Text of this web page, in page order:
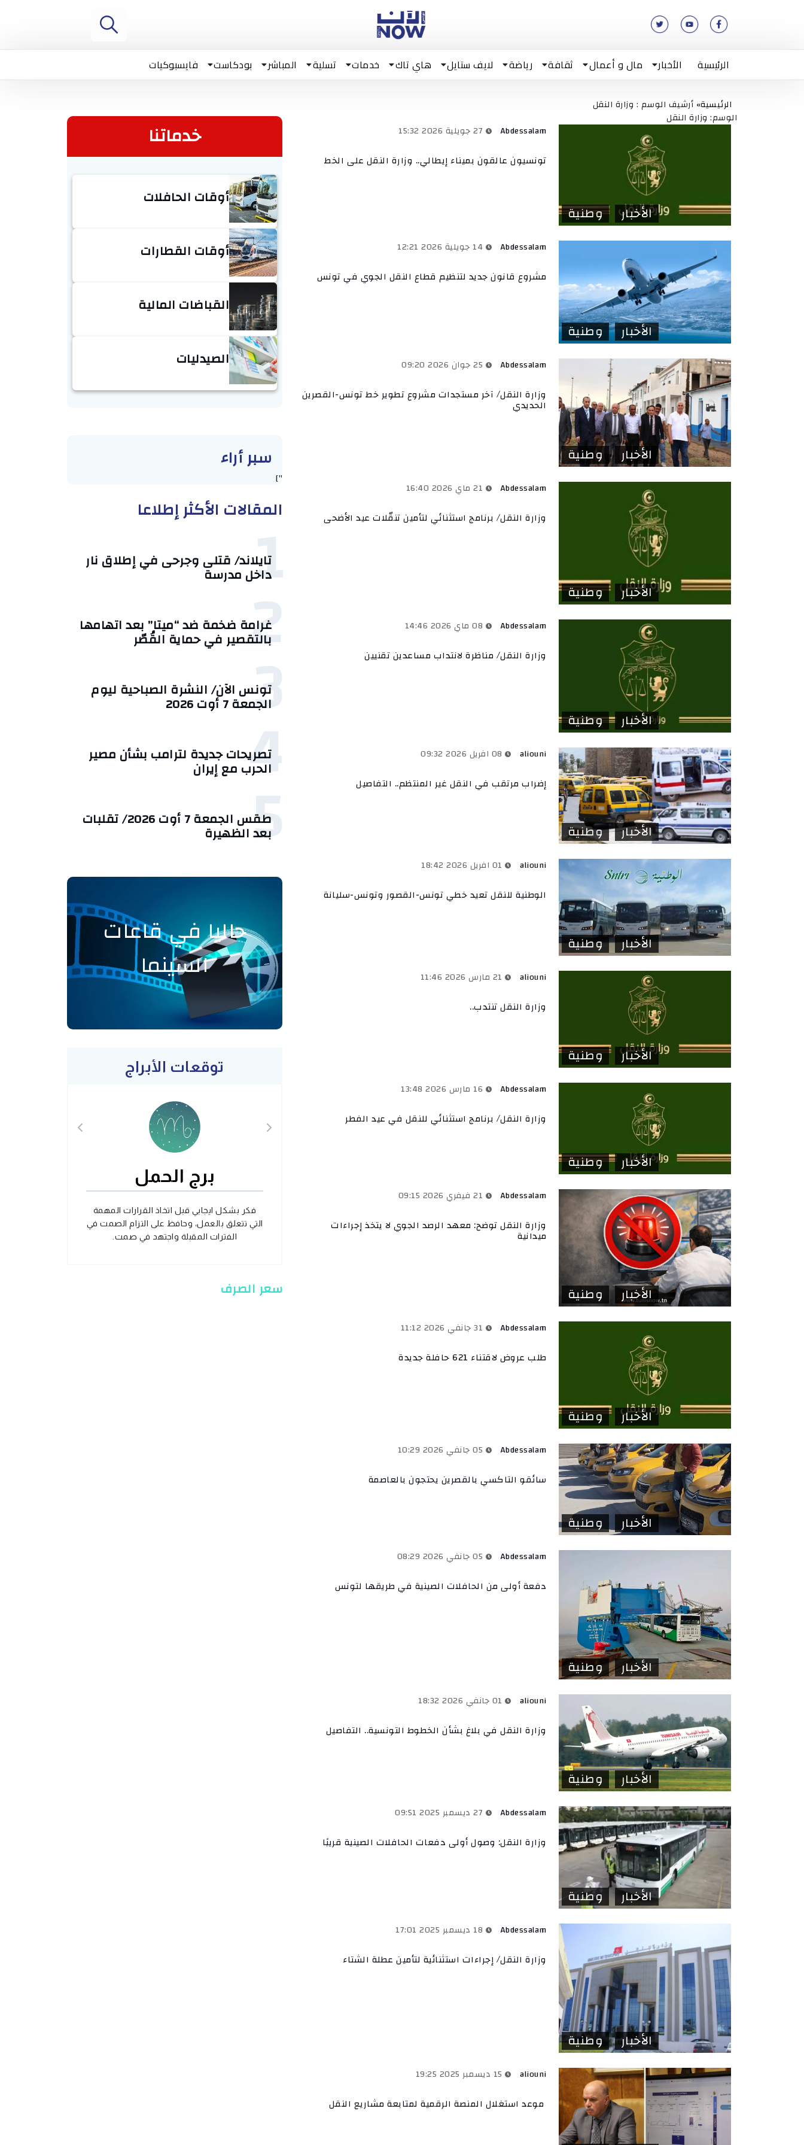
الرئيسية الأخبار مال و أعمال ثقافة رياضة لايف ستايل هاي تاك خدمات تسلية المباشر بودكاست فايسبوكيات
الرئيسية» أرشيف الوسم : وزارة النقل
الوسم: وزارة النقل
الأخبار وطنية
Abdessalam
تونسيون عالقون بميناء إيطالي.. وزارة النقل على الخط
الأخبار وطنية
Abdessalam
مشروع قانون جديد لتنظيم قطاع النقل الجوي في تونس
الأخبار وطنية
Abdessalam
وزارة النقل/ آخر مستجدات مشروع تطوير خط تونس-القصرين
الحديدي
الأخبار وطنية
Abdessalam
وزارة النقل/ برنامج استثنائي لتأمين تنقّلات عيد الأضحى
الأخبار وطنية
Abdessalam
وزارة النقل/ مناظرة لانتداب مساعدين تقنيين
الأخبار وطنية
aliouni 08 افريل 2026 09:32
إضراب مرتقب في النقل غير المنتظم.. التفاصيل
الأخبار وطنية
aliouni 01 افريل 2026 18:42
الوطنية للنقل تعيد خطي تونس-القصور وتونس-سليانة
الأخبار وطنية
aliouni 21 مارس 2026 11:46
وزارة النقل تنتدب..
الأخبار وطنية
Abdessalam
وزارة النقل/ برنامج استثنائي للنقل في عيد الفطر
الأخبار وطنية
Abdessalam
وزارة النقل توضح: معهد الرصد الجوي لا يتخذ إجراءات
ميدانية
الأخبار وطنية
Abdessalam
طلب عروض لاقتناء 621 حافلة جديدة
الأخبار وطنية
Abdessalam
سائقو التاكسي بالقصرين يحتجون بالعاصمة
الأخبار وطنية
Abdessalam
دفعة أولى من الحافلات الصينية في طريقها لتونس
الأخبار وطنية
aliouni 01 جانفي 2026 18:32
وزارة النقل في بلاغ بشأن الخطوط التونسية.. التفاصيل
الأخبار وطنية
Abdessalam
وزارة النقل: وصول أولى دفعات الحافلات الصينية قريبًا
الأخبار وطنية
Abdessalam
وزارة النقل/ إجراءات استثنائية لتأمين عطلة الشتاء
aliouni 15 ديسمبر 2025 19:25
موعد استغلال المنصة الرقمية لمتابعة مشاريع النقل
خدماتنا
أوقات الحافلات
أوقات القطارات
القباضات المالية
الصيدليات
سبر أراء
"]
المقالات الأكثر إطلاعا
1
تايلاند/ قتلى وجرحى في إطلاق نار
داخل مدرسة
2
غرامة ضخمة ضد “ميتا” بعد اتهامها
بالتقصير في حماية القُصّر
3
تونس الآن/ النشرة الصباحية ليوم
الجمعة 7 أوت 2026
4
تصريحات جديدة لترامب بشأن مصير
الحرب مع إيران
5 طقس الجمعة 7 أوت 2026/ تقلبات
بعد الظهيرة
حاليا في قاعات
السينما
توقعات الأبراج
برج الحمل
فكر بشكل ايجابي قبل اتخاذ القرارات المهمة
التي تتعلق بالعمل، وحافظ على التزام الصمت في
الفترات المقبلة واجتهد في صمت.
سعر الصرف